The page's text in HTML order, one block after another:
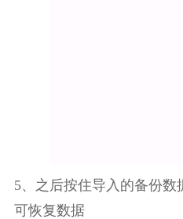
5、之后按住导入的备份数
可恢复数据